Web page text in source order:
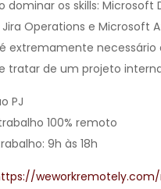
dominar os skills: Microsoft
Operations e Microsoft
extremamente necessário
tratar de um projeto
PJ
100% remoto
9h às 18h